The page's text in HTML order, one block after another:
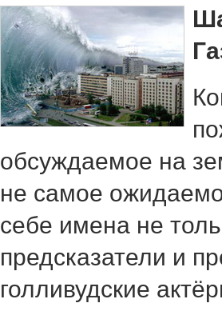
обсуждаемое на
не самое
себе имена не
предсказатели и
голливудские